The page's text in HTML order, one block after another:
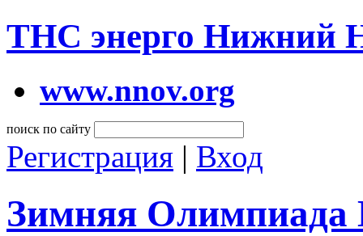
ТНС энерго Нижний
www.nnov.org
поиск по сайту
Регистрация | Вход
Зимняя Олимпиада